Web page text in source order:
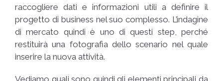
raccogliere dati e informazioni utili a definire il
progetto di business nel suo complesso. L’indagine
di mercato quindi è uno di questi step, perché
restituirà una fotografia dello scenario nel quale
inserire la nuova attività.
Vediamo quali sono quindi gli elementi principali da